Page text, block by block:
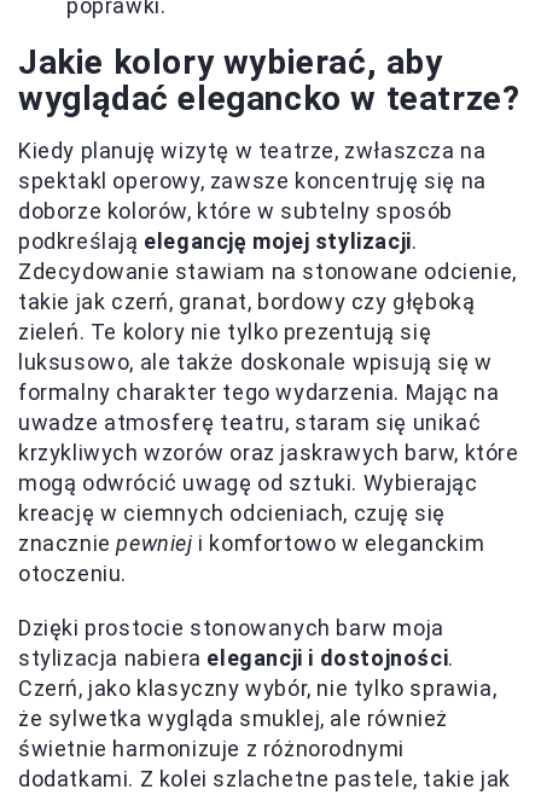
poprawki.
Jakie kolory wybierać, aby
wyglądać elegancko w teatrze?
Kiedy planuję wizytę w teatrze, zwłaszcza na
spektakl operowy, zawsze koncentruję się na
doborze kolorów, które w subtelny sposób
podkreślają elegancję mojej stylizacji.
Zdecydowanie stawiam na stonowane odcienie,
takie jak czerń, granat, bordowy czy głęboką
zieleń. Te kolory nie tylko prezentują się
luksusowo, ale także doskonale wpisują się w
formalny charakter tego wydarzenia. Mając na
uwadze atmosferę teatru, staram się unikać
krzykliwych wzorów oraz jaskrawych barw, które
mogą odwrócić uwagę od sztuki. Wybierając
kreację w ciemnych odcieniach, czuję się
znaczniepewniej i komfortowo w eleganckim
otoczeniu.
Dzięki prostocie stonowanych barw moja
stylizacja nabiera elegancji i dostojności.
Czerń, jako klasyczny wybór, nie tylko sprawia,
że sylwetka wygląda smuklej, ale również
świetnie harmonizuje z różnorodnymi
dodatkami. Z kolei szlachetne pastele, takie jak